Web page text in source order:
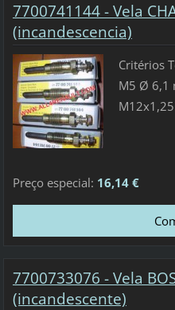
7700741144 - Vela
(incandescencia)
Critérios
M5 Ø 6,1
Preço especial: 16,14 €
7700733076 - Vela
(incandescente)